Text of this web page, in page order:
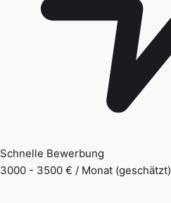
Schnelle Bewerbung
3000 - 3500 € / Monat (geschätzt)